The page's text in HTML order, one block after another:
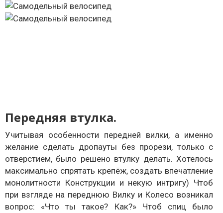
Передняя втулка.
Учитывая особенности передней вилки, а именно
желание сделать дропауты без прорези, только с
отверстием, было решено втулку делать. Хотелось
максимально спрятать крепёж, создать впечатление
монолитности Конструкции и некую интригу) Чтоб
при взгляде на переднюю Вилку и Колесо возникал
вопрос: «Что ты такое? Как?» Чтоб спиц было